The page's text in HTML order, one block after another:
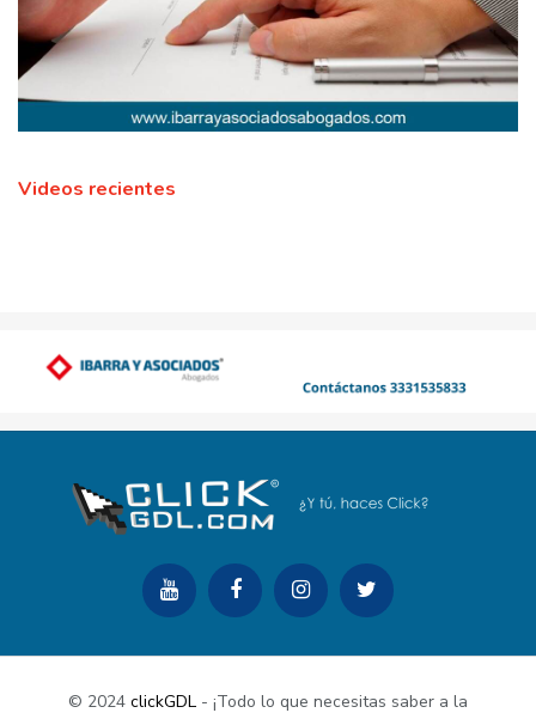
Videos recientes
© 2024 clickGDL - ¡Todo lo que necesitas saber a la